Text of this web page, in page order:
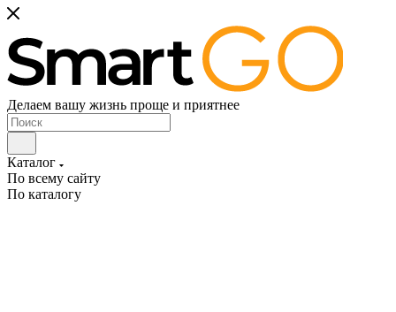
Делаем вашу жизнь проще и приятнее
Каталог
По всему сайту
По каталогу